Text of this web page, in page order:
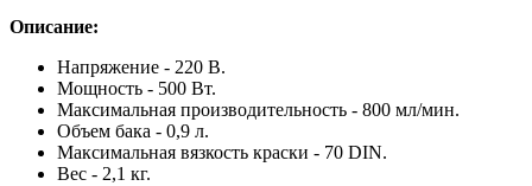
Описание:
Напряжение - 220 В.
Мощность - 500 Вт.
Максимальная производительность - 800 мл/мин.
Объем бака - 0,9 л.
Максимальная вязкость краски - 70 DIN.
Вес - 2,1 кг.